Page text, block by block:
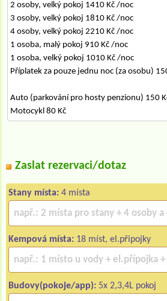
2 osoby, velký pokoj 1410 Kč /noc
3 osoby, velký pokoj 1810 Kč /noc
4 osoby, velký pokoj 2210 Kč /noc
1 osoba, malý pokoj 910 Kč /noc
1 osoba, velký pokoj 1010 Kč /noc
Příplatek za pouze jednu noc (za osobu)
Auto (parkování pro hosty penzionu) 150
Motocykl 80 Kč
Zaslat rezervaci/dotaz
Stany místa: 4 místa
Kempová místa: 18 míst, el.připojky
Budovy(pokoje/app): 5x 2,3,4L pokoj